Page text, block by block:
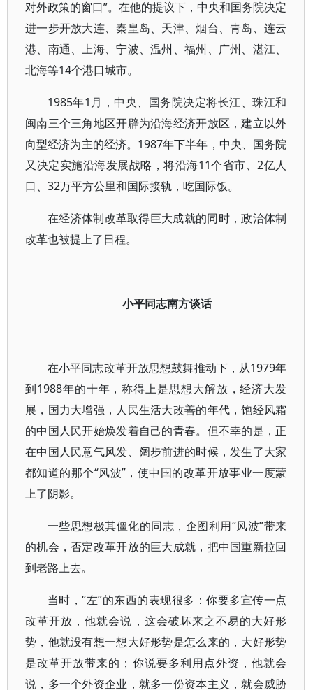
对外政策的窗口”。在他的提议下，中央和国务院决定
进一步开放大连、秦皇岛、天津、烟台、青岛、连云
港、南通、上海、宁波、温州、福州、广州、湛江、
北海等14个港口城市。
1985年1月，中央、国务院决定将长江、珠江和
闽南三个三角地区开辟为沿海经济开放区，建立以外
向型经济为主的经济。1987年下半年，中央、国务院
又决定实施沿海发展战略，将沿海11个省市、2亿人
口、32万平方公里和国际接轨，吃国际饭。
在经济体制改革取得巨大成就的同时，政治体制
改革也被提上了日程。
小平同志南方谈话
在小平同志改革开放思想鼓舞推动下，从1979年
到1988年的十年，称得上是思想大解放，经济大发
展，国力大增强，人民生活大改善的年代，饱经风霜
的中国人民开始焕发着自己的青春。但不幸的是，正
在中国人民意气风发、阔步前进的时候，发生了大家
都知道的那个“风波”，使中国的改革开放事业一度蒙
上了阴影。
一些思想极其僵化的同志，企图利用“风波”带来
的机会，否定改革开放的巨大成就，把中国重新拉回
到老路上去。
当时，“左”的东西的表现很多：你要多宣传一点
改革开放，他就会说，这会破坏来之不易的大好形
势，他就没有想一想大好形势是怎么来的，大好形势
是改革开放带来的；你说要多利用点外资，他就会
说，多一个外资企业，就多一份资本主义，就会威胁